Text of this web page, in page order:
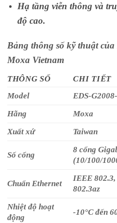
Hạ tầng viễn thông và
độ cao.
Bảng thông số kỹ thuật
Moxa Vietnam
THÔNG SỐ
CHI TIẾT
Model
EDS-
Hãng
Moxa
Xuất xứ
Taiwan
Số cổng
8 cổng
(10/100/
Chuẩn Ethernet
IEEE
802.3az
Nhiệt độ hoạt
động
-10°C đến